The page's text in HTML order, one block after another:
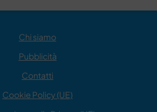
Chi siamo
Pubblicità
Contatti
Cookie Policy (UE)